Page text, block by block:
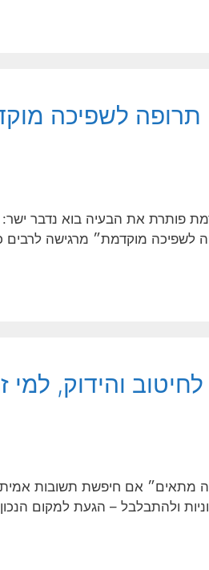
תרופה לשפיכה
פותרת את הבעיה בוא נדבר ישר:
לשפיכה מוקדמת״ מרגישה לרבים
והידוק, למי
זה מתאים״ אם חיפשת תשובות
ולהתבלבל – הגעת למקום